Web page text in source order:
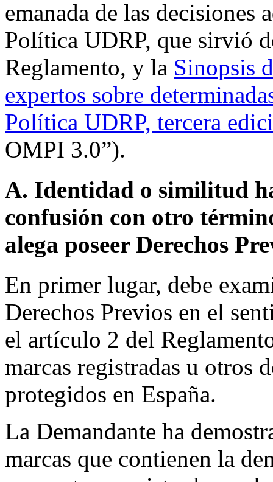
emanada de las decisiones
Política UDRP, que sirvió
Reglamento, y la Sinopsis
expertos sobre
Política UDRP, tercera
OMPI 3.0”).
A. Identidad o similitud
confusión con otro
alega poseer Derechos
En primer lugar, debe
Derechos Previos en el
el artículo 2 del
marcas registradas u otros
protegidos en España.
La Demandante ha
marcas que contienen la